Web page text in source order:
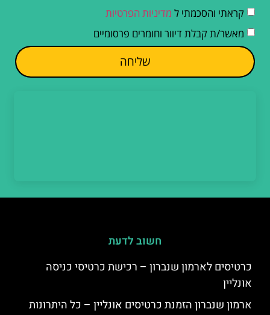
קראתי והסכמתי ל מדיניות הפרטיות
מאשר/ת קבלת דיוור וחומרים פרסומיים
שליחה
חשוב לדעת
כרטיסים לארמון שנברון – רכישת כרטיסי כניסה
אונליין
ארמון שנברון הזמנת כרטיסים אונליין – כל היתרונות